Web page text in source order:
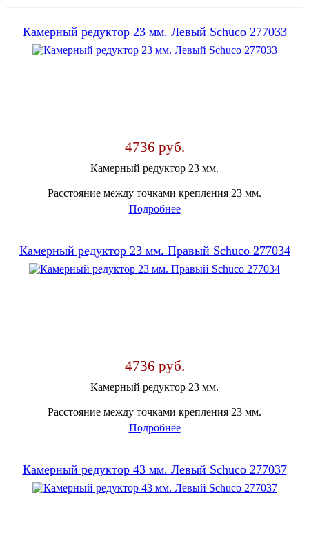
Камерный редуктор 23 мм. Левый Schuco 277033
4736 руб.
Камерный редуктор 23 мм.
Расстояние между точками крепления 23 мм.
Подробнее
Камерный редуктор 23 мм. Правый Schuco 277034
4736 руб.
Камерный редуктор 23 мм.
Расстояние между точками крепления 23 мм.
Подробнее
Камерный редуктор 43 мм. Левый Schuco 277037